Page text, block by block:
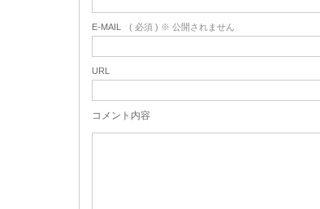
E-MAIL ( 必須 ) ※ 公開されません
URL
コメント内容